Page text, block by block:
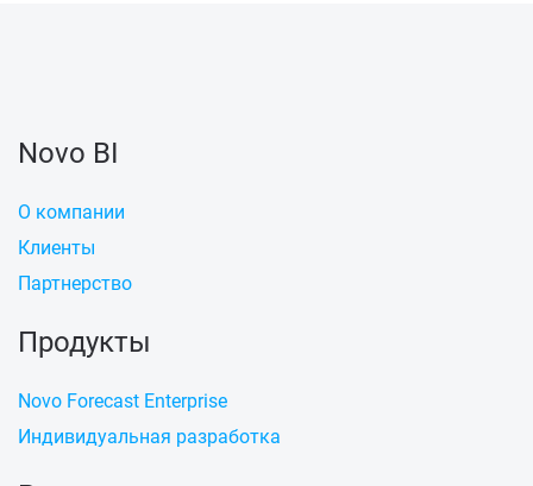
Novo BI
О компании
Клиенты
Партнерство
Продукты
Novo Forecast Enterprise
Индивидуальная разработка